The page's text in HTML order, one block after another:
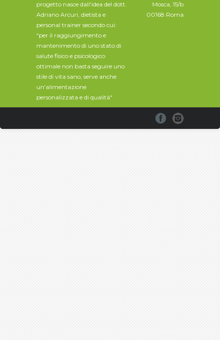
progetto nasce dall'idea del dott.
Adriano Arcuri, dietista e
personal trainer secondo cui:
"per il raggiungimento e
mantenimento di uno stato di
salute fisico e psicologico
ottimale non basta seguire uno
stile di vita sano, serve anche
un'alimentazione
personalizzata e di qualità"
Mosca, 15/b
00168 Roma